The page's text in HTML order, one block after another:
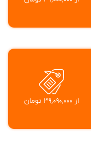
از ۳۹٬۰۹۰٬۰۰۰ تومان